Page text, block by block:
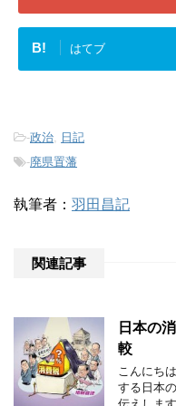
B! はてブ
-政治
日記
-廃県置藩
執筆者： 羽田昌記
関連記事
日本の
較
こんにち
する日本